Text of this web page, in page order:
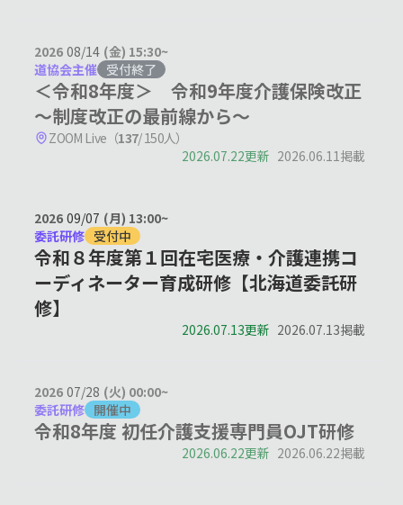
2026 08/14 (金) 15:30~
道協会主催 受付終了
＜令和8年度＞ 令和9年度介護保険改正
～制度改正の最前線から～
ZOOM Live（137/ 150人）
2026.07.22更新 2026.06.11掲載
2026 09/07 (月) 13:00~
委託研修 受付中
令和８年度第１回在宅医療・介護連携コ
ーディネーター育成研修【北海道委託研
修】
2026.07.13更新 2026.07.13掲載
2026 07/28 (火) 00:00~
委託研修 開催中
令和8年度 初任介護支援専門員OJT研修
2026.06.22更新 2026.06.22掲載